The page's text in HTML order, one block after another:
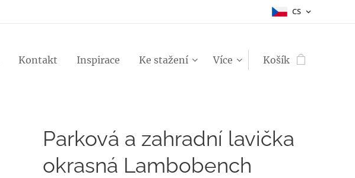
CS
Kontakt Inspirace Ke stažení Více Košík
Parková a zahradní lavička
okrasná Lambobench